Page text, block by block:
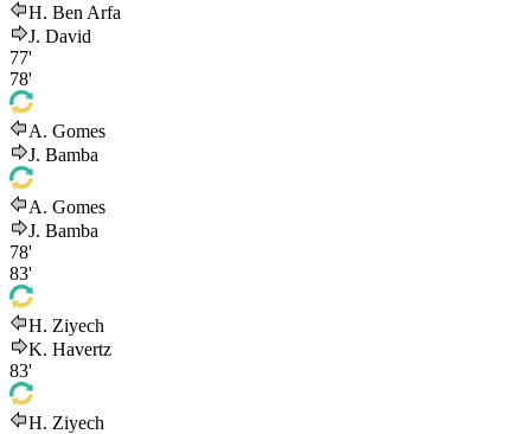
H. Ben Arfa
J. David
77'
78'
A. Gomes
J. Bamba
A. Gomes
J. Bamba
78'
83'
H. Ziyech
K. Havertz
83'
H. Ziyech